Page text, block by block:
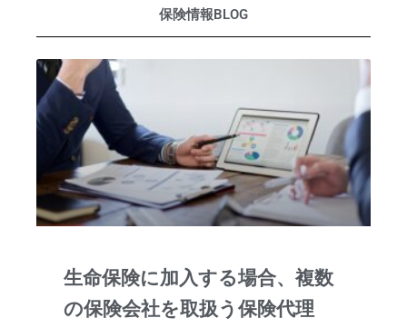
保険情報BLOG
生命保険に加入する場合、複数
の保険会社を取扱う保険代理